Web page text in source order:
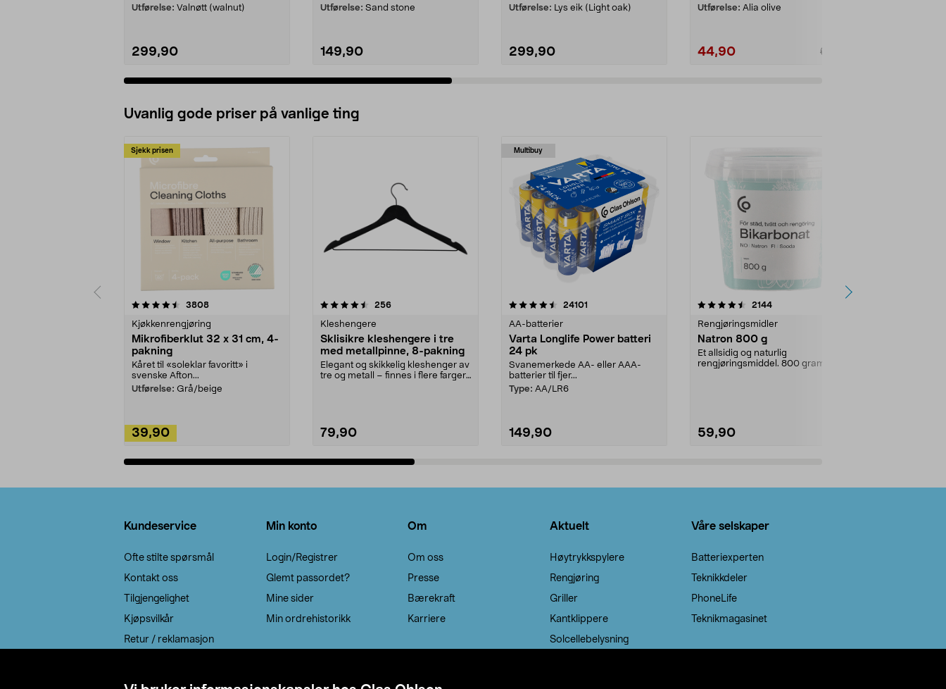
Utførelse: Valnøtt (walnut)
299,90
Utførelse: Sand stone
149,90
Utførelse: Lys eik (Light oak)
299,90
Utførelse: Alia olive
44,90 69,90
Uvanlig gode priser på vanlige ting
Sjekk prisen
3808anmeldelser
Kjøkkenrengjøring
Mikrofiberklut 32 x 31 cm, 4-
pakning
Kåret til «soleklar favoritt» i
svenske Afton...
Utførelse: Grå/beige
39,90
4.5av 5 stjerner 256anmeldelser
Kleshengere
Sklisikre kleshengere i tre
med metallpinne, 8-pakning
Elegant og skikkelig kleshenger av
tre og metall – finnes i flere farger.
79,90
Multibuy
4.5av 5 stjerner 24101
AA-batterier
Varta Longlife Power batteri
24 pk
Svanemerkede AA- eller AAA-
batterier til fjer...
Type: AA/LR6
149,90
4.5av 5 stjerner 2144anmeldelser
Rengjøringsmidler
Natron 800 g
Et allsidig og naturlig
rengjøringsmiddel. 800 gram
59,90
4.0av 5 stjerner
Kundeservice
Ofte stilte spørsmål
Kontakt oss
Tilgjengelighet
Kjøpsvilkår
Retur / reklamasjon
Min konto
Login/Registrer
Glemt passordet?
Mine sider
Min ordrehistorikk
Om
Om oss
Presse
Bærekraft
Karriere
Aktuelt
Høytrykkspylere
Rengjøring
Griller
Kantklippere
Solcellebelysning
Våre selskaper
Batteriexperten
Teknikkdeler
PhoneLife
Teknikmagasinet